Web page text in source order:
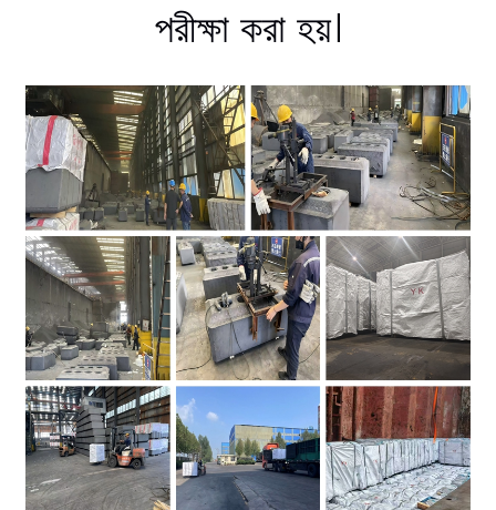
পরীক্ষা করা হয়।